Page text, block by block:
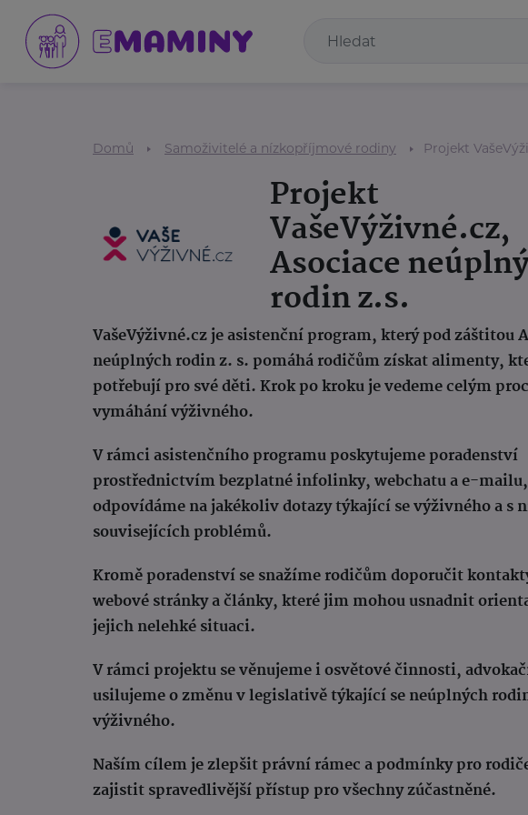
Domů Samoživitelé a nízkopříjmové rodiny Projekt
Projekt
VašeVýživné.cz,
Asociace
rodin z.s.
VašeVýživné.czje asistenční program, který pod záštitou
neúplných rodin z. s. pomáhá rodičům získat alimenty,
potřebují pro své děti. Krok po kroku je vedeme celým
vymáhání výživného.
V rámci asistenčního programu poskytujeme poradenství
prostřednictvím bezplatné infolinky, webchatu a e-
odpovídáme na jakékoliv dotazy týkající se výživného a s
souvisejících problémů.
Kromě poradenství se snažíme rodičům doporučit
webové stránky a články, které jim mohou usnadnit
jejich nelehké situaci.
V rámci projektu se věnujeme i osvětové činnosti,
usilujeme o změnu v legislativě týkající se neúplných
výživného.
Naším cílem je zlepšit právní rámec a podmínky pro
zajistit spravedlivější přístup pro všechny zúčastněné.